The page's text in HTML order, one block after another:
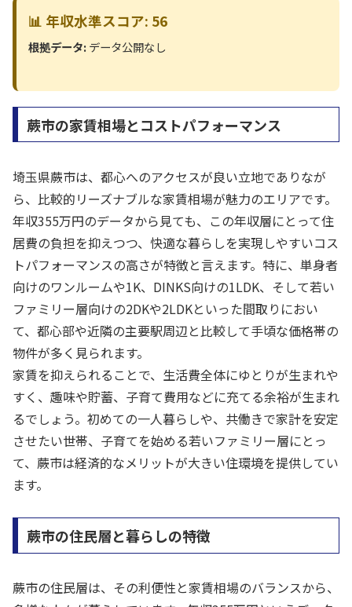
📊 年収水準スコア: 56
根拠データ:データ公開なし
蕨市の家賃相場とコストパフォーマンス
埼玉県蕨市は、都心へのアクセスが良い立地でありなが
ら、比較的リーズナブルな家賃相場が魅力のエリアです。
年収355万円のデータから見ても、この年収層にとって住
居費の負担を抑えつつ、快適な暮らしを実現しやすいコス
トパフォーマンスの高さが特徴と言えます。特に、単身者
向けのワンルームや1K、DINKS向けの1LDK、そして若い
ファミリー層向けの2DKや2LDKといった間取りにおい
て、都心部や近隣の主要駅周辺と比較して手頃な価格帯の
物件が多く見られます。
家賃を抑えられることで、生活費全体にゆとりが生まれや
すく、趣味や貯蓄、子育て費用などに充てる余裕が生まれ
るでしょう。初めての一人暮らしや、共働きで家計を安定
させたい世帯、子育てを始める若いファミリー層にとっ
て、蕨市は経済的なメリットが大きい住環境を提供してい
ます。
蕨市の住民層と暮らしの特徴
蕨市の住民層は、その利便性と家賃相場のバランスから、